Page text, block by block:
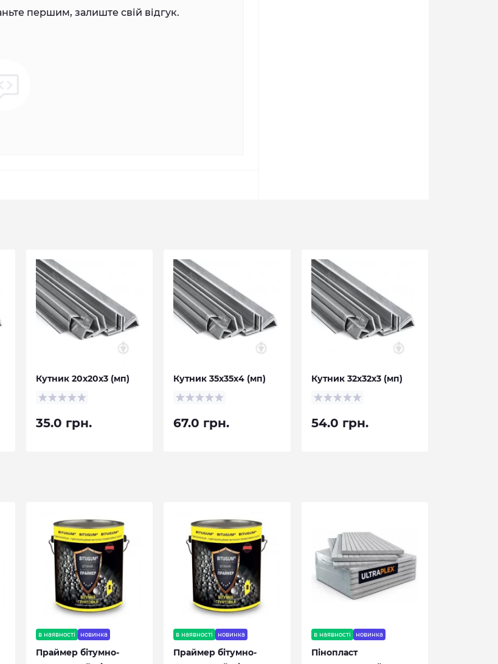
першим, залиште свій відгук.
Кутник 20х20х3 (мп)
35.0 грн.
Кутник 35х35х4 (мп)
67.0 грн.
Кутник 32х32х3 (мп)
54.0 грн.
в наявності новинка
Праймер бітумно-
в наявності новинка
Праймер бітумно-
в наявності новинка
Пінопласт